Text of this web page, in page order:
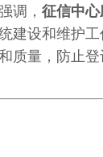
调， 征信中
建设和维护
质量，防止